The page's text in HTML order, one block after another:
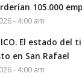
105.000
- 4:00 am
El estado del
en San Rafael
- 4:00 am